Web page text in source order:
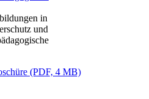
in
und
(PDF, 4 MB)